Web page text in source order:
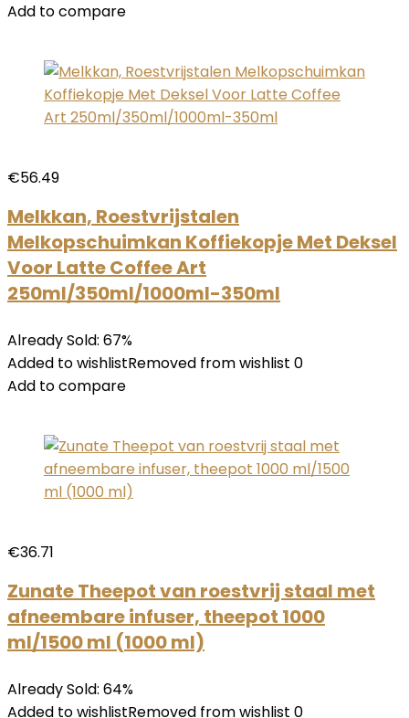
Add to compare
€56.49
Melkkan, Roestvrijstalen
Melkopschuimkan Koffiekopje Met Deksel
Voor Latte Coffee Art
250ml/350ml/1000ml-350ml
Already Sold: 67%
Added to wishlistRemoved from wishlist 0
Add to compare
€36.71
Zunate Theepot van roestvrij staal met
afneembare infuser, theepot 1000
ml/1500 ml (1000 ml)
Already Sold: 64%
Added to wishlistRemoved from wishlist 0